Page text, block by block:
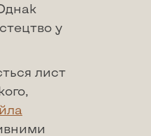
у
лист